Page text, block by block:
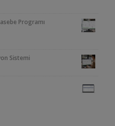
Programı
Sistemi